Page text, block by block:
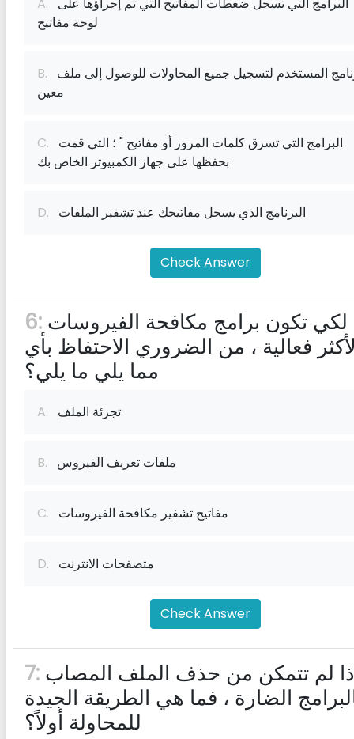
لوحة مفاتيح
B.
معين
C.
بحفظها على جهاز الكمبيوتر الخاص بك
D. البرنامج الذي يسجل مفاتيحك عند تشفير الملفات
Check Answer
6:
فعالية ، من الضروري الاحتفاظ بأي
مما يلي ما يلي؟
A. تجزئة الملف
B. ملفات تعريف الفيروس
C. مفاتيح تشفير مكافحة الفيروسات
D. متصفحات الانترنت
Check Answer
7:
الضارة ، فما هي الطريقة الجيدة
للمحاولة أولاً؟